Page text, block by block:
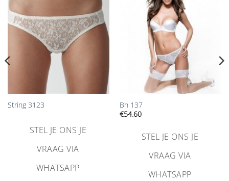
verlanglijst
toevoegen
String 3123
STEL JE ONS JE
VRAAG VIA
WHATSAPP
Bh 137
€54.60
STEL JE ONS JE
VRAAG VIA
WHATSAPP